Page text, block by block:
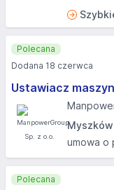
Ustawiacz
umowa o
Polecana
Dodana 18 czerwca
Polecana